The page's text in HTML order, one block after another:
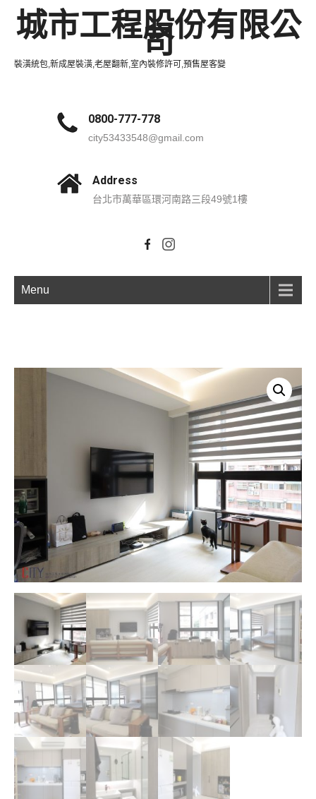
城市工程股份有限公
司
裝潢統包,新成屋裝潢,老屋翻新,室內裝修許可,預售屋客變
0800-777-778
city53433548@gmail.com
Address
台北市萬華區環河南路三段49號1樓
Menu